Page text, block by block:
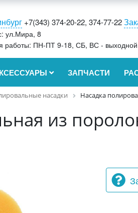
+7(343) 374-20-22, 374-77-22
ул.Мира, 8
работы: ПН-ПТ 9-18, СБ, ВС - выходной
ЗАПЧАСТИ
насадки Насадка
из